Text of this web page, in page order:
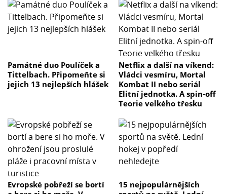
Památné duo Poulíček a
Tittelbach. Připomeňte si
jejich 13 nejlepších hlášek
Netflix a další na víkend:
Vládci vesmíru, Mortal
Kombat II nebo seriál
Elitní jednotka. A spin-off
Teorie velkého třesku
Evropské pobřeží se bortí
15 nejpopulárnějších